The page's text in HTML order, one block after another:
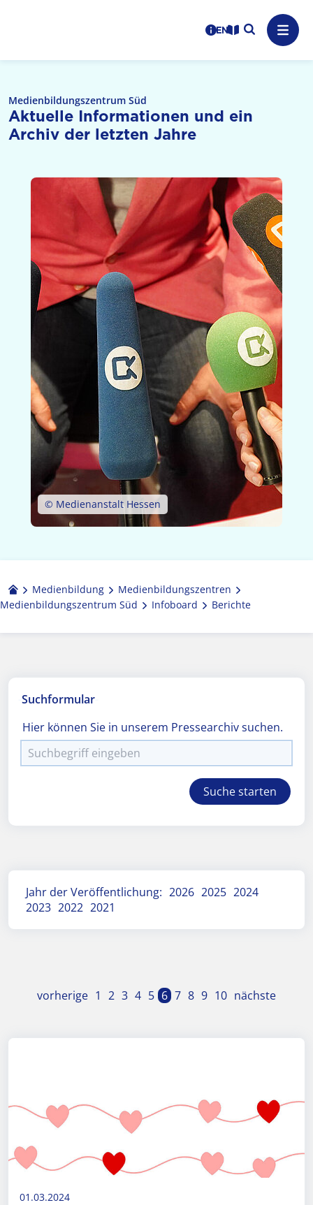
Logo: LPR Medienanstalt Hessen, Claim: Medien,
Benutzerhinweise
informations in
Leichte Sprache
Suche
Medienbildungszentrum Süd
Aktuelle Informationen und ein
Archiv der letzten Jahre
© Medienanstalt Hessen
Medienbildung
Medien­bildungs­zentren
Medienbildungszentrum Süd
Infoboard Berichte
Suchformular
Hier können Sie in unserem Pressearchiv suchen.
Jahr der Veröffentlichung: 2026 2025 2024
2023 2022 2021
vorherige 1 2 3 4 5 6 7 8 9 10 nächste
01.03.2024